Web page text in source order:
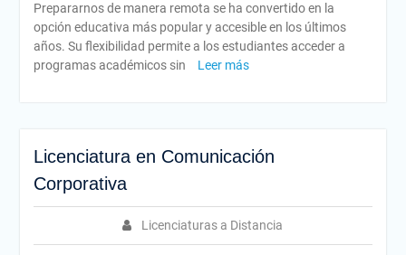
Prepararnos de manera remota se ha convertido en la
opción educativa más popular y accesible en los últimos
años. Su flexibilidad permite a los estudiantes acceder a
programas académicos sin
Leer más
Licenciatura en Comunicación
Corporativa
Licenciaturas a Distancia